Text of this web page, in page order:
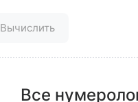
Вычислить
Все